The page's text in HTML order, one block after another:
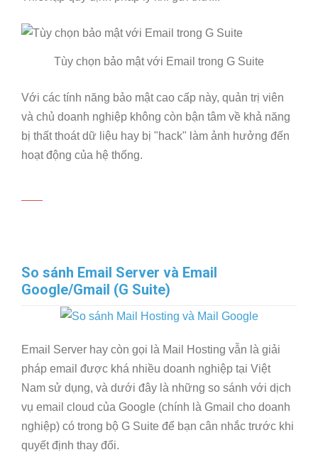
Tùy chọn bảo mật với Email trong G Suite
Với các tính năng bảo mật cao cấp này, quản trị viên
và chủ doanh nghiệp không còn bận tâm về khả năng
bị thất thoát dữ liệu hay bị "hack" làm ảnh hưởng đến
hoạt động của hệ thống.
So sánh Email Server và Email
Google/Gmail (G Suite)
Email Server hay còn gọi là Mail Hosting vẫn là giải
pháp email được khá nhiều doanh nghiệp tại Việt
Nam sử dụng, và dưới đây là những so sánh với dịch
vụ email cloud của Google (chính là Gmail cho doanh
nghiệp) có trong bộ G Suite để bạn cân nhắc trước khi
quyết định thay đổi.